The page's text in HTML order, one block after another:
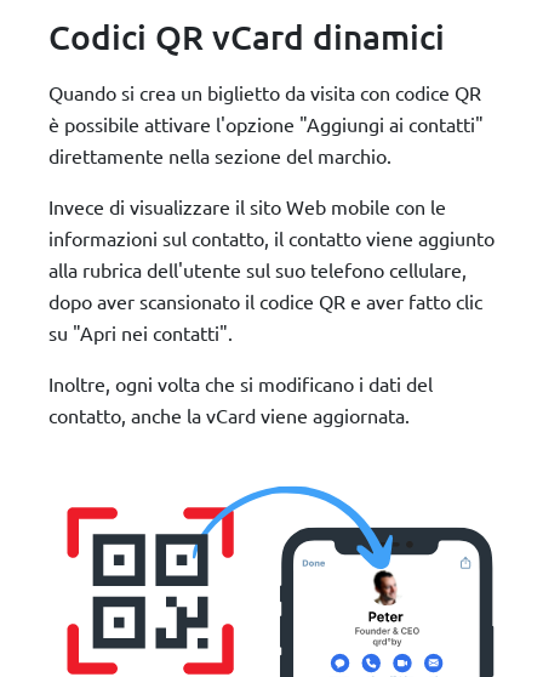
Codici QR vCard dinamici
Quando si crea un biglietto da visita con codice QR
è possibile attivare l'opzione "Aggiungi ai contatti"
direttamente nella sezione del marchio.
Invece di visualizzare il sito Web mobile con le
informazioni sul contatto, il contatto viene aggiunto
alla rubrica dell'utente sul suo telefono cellulare,
dopo aver scansionato il codice QR e aver fatto clic
su "Apri nei contatti".
Inoltre, ogni volta che si modificano i dati del
contatto, anche la vCard viene aggiornata.